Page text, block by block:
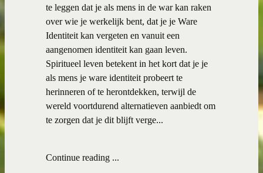
te leggen dat je als mens in de war kan raken
over wie je werkelijk bent, dat je je Ware
Identiteit kan vergeten en vanuit een
aangenomen identiteit kan gaan leven.
Spiritueel leven betekent in het kort dat je je
als mens je ware identiteit probeert te
herinneren of te herontdekken, terwijl de
wereld voortdurend alternatieven aanbiedt om
te zorgen dat je dit blijft verge...
Continue reading ...